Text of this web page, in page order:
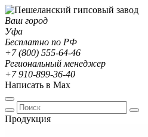
Ваш город
Уфа
Бесплатно по РФ
+7 (800) 555-64-46
Региональный менеджер
+7 910-899-36-40
Написать в Max
Продукция